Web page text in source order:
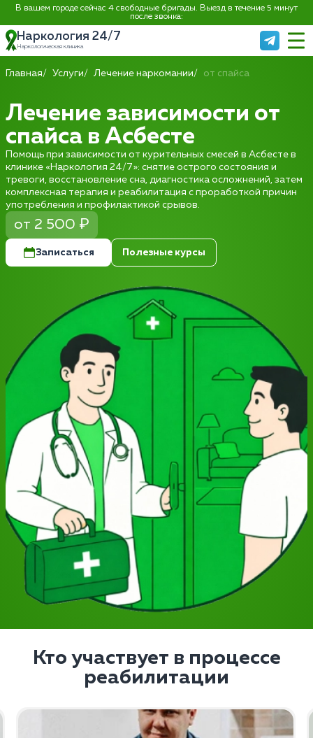
В вашем городе сейчас 4 свободные бригады. Выезд в течение 5 минут
после звонка:
Наркология 24/7
Наркологическая клиника
Главная Услуги Лечение наркомании от спайса
Лечение зависимости от
спайса в Асбесте
Помощь при зависимости от курительных смесей в Асбесте в
клинике «Наркология 24/7»: снятие острого состояния и
тревоги, восстановление сна, диагностика осложнений, затем
комплексная терапия и реабилитация с проработкой причин
употребления и профилактикой срывов.
от 2 500 ₽
Записаться Полезные курсы
Кто участвует в процессе
реабилитации